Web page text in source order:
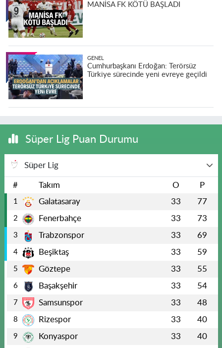
MANİSA FK KÖTÜ BAŞLADI
GENEL
Cumhurbaşkanı Erdoğan: Terörsüz
Türkiye sürecinde yeni evreye geçildi
Süper Lig Puan Durumu
Süper Lig
# Takım O P
1 Galatasaray 33 77
2 Fenerbahçe 33 73
3 Trabzonspor 33 69
4 Beşiktaş 33 59
5 Göztepe 33 55
6 Başakşehir 33 54
7 Samsunspor 33 48
8 Rizespor 33 40
9 Konyaspor 33 40